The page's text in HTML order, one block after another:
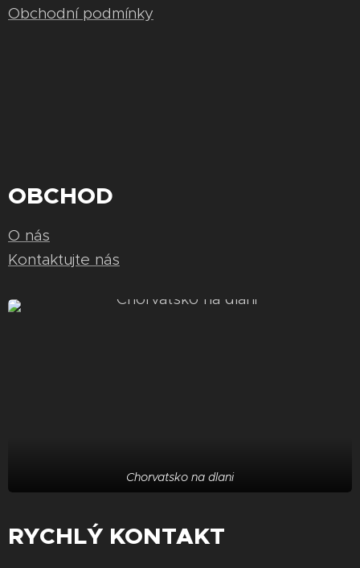
Obchodní podmínky
OBCHOD
O nás
Kontaktujte nás
Chorvatsko na dlani
RYCHLÝ KONTAKT